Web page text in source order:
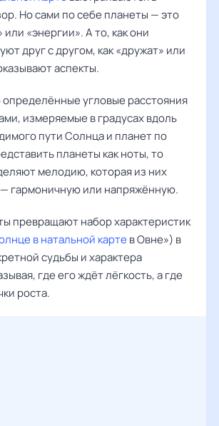
Но сами по себе планеты — это
«энергии». А то, как они
друг с другом, как «дружат» или
аспекты.
угловые расстояния
измеряемые в градусах вдоль
пути Солнца и планет по
планеты как ноты, то
мелодию, которая из них
гармоничную или напряжённую.
превращают набор характеристик
в натальной карте в Овне») в
судьбы и характера
где его ждёт лёгкость, а где
роста.